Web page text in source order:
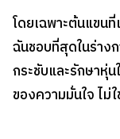
โดยเฉพาะต้นแขน
ฉันชอบที่สุดในร่าง
กระชับและรักษาหุ่
ของความมั่นใจ ไม่